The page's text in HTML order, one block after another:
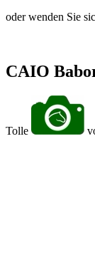
oder wenden Sie
CAIO
Tolle